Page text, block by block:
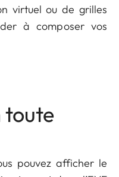
virtuel ou de grilles
à composer vos
toute
pouvez afficher le